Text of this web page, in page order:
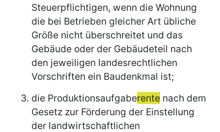
Steuerpflichtigen, wenn die Wohnung
die bei Betrieben gleicher Art übliche
Größe nicht überschreitet und das
Gebäude oder der Gebäudeteil nach
den jeweiligen landesrechtlichen
Vorschriften ein Baudenkmal ist;
die Produktionsaufgaberente nach dem
Gesetz zur Förderung der Einstellung
der landwirtschaftlichen